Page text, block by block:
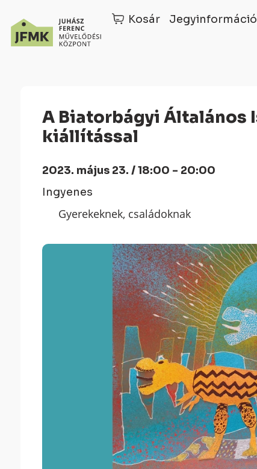
Kosár Jegyinformáció
A Biatorbágyi Általános Iskola év végi gálaműsora
kiállítással
2023. május 23. / 18:00 - 20:00
Ingyenes
Gyerekeknek, családoknak